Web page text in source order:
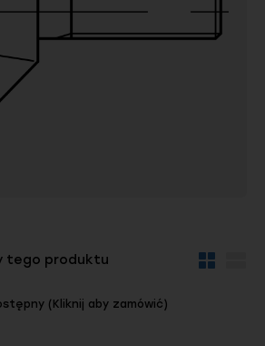
tego produktu
Widok
(Kliknij aby zamówić)